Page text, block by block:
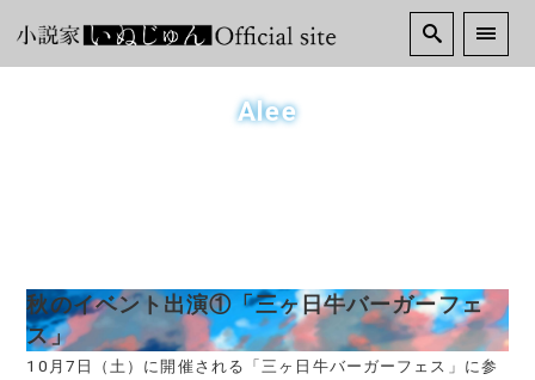
Alee
秋のイベント出演①「三ヶ日牛バーガーフェ
ス」
10月7日（土）に開催される「三ヶ日牛バーガーフェス」に参